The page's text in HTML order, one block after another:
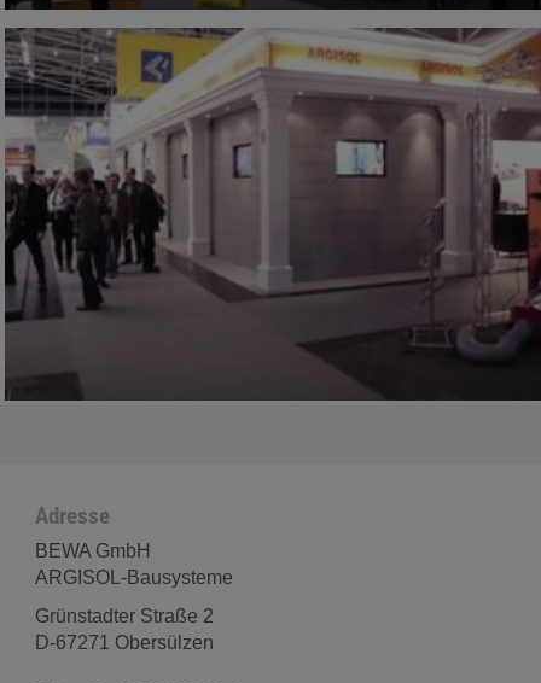
Adresse
BEWA GmbH
ARGISOL-Bausysteme
Grünstadter Straße 2
D-67271 Obersülzen